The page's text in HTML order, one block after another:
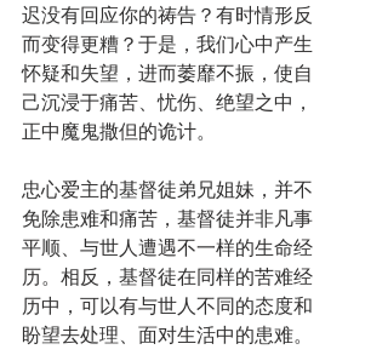
迟没有回应你的祷告？有时情形反
而变得更糟？于是，我们心中产生
怀疑和失望，进而萎靡不振，使自
己沉浸于痛苦、忧伤、绝望之中，
正中魔鬼撒但的诡计。
忠心爱主的基督徒弟兄姐妹，并不
免除患难和痛苦，基督徒并非凡事
平顺、与世人遭遇不一样的生命经
历。相反，基督徒在同样的苦难经
历中，可以有与世人不同的态度和
盼望去处理、面对生活中的患难。